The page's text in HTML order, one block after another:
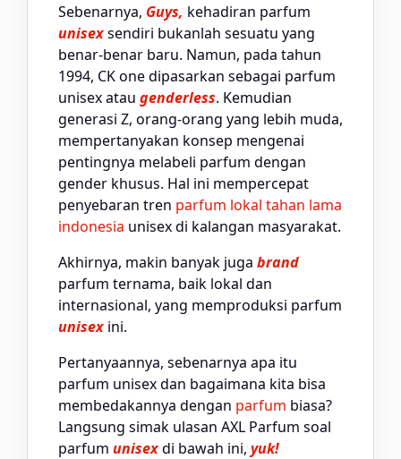
Sebenarnya, Guys, kehadiran parfum
unisexsendiri bukanlah sesuatu yang
benar-benar baru. Namun, pada tahun
1994, CK one dipasarkan sebagai parfum
unisex atau genderless. Kemudian
generasi Z, orang-orang yang lebih muda,
mempertanyakan konsep mengenai
pentingnya melabeli parfum dengan
gender khusus. Hal ini mempercepat
penyebaran tren parfum lokal tahan lama
indonesia unisex di kalangan masyarakat.
Akhirnya, makin banyak juga brand
parfum ternama, baik lokal dan
internasional, yang memproduksi parfum
unisex ini.
Pertanyaannya, sebenarnya apa itu
parfum unisex dan bagaimana kita bisa
membedakannya dengan parfum biasa?
Langsung simak ulasan AXL Parfum soal
parfum unisexdi bawah ini, yuk!